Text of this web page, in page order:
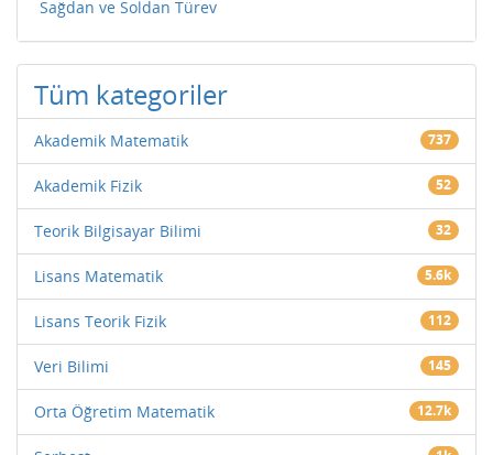
Sağdan ve Soldan Türev
Tüm kategoriler
Akademik Matematik 737
Akademik Fizik 52
Teorik Bilgisayar Bilimi 32
Lisans Matematik 5.6k
Lisans Teorik Fizik 112
Veri Bilimi 145
Orta Öğretim Matematik 12.7k